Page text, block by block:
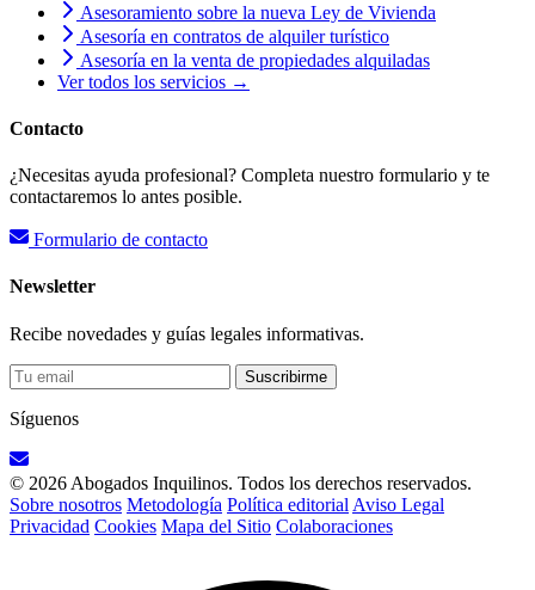
Asesoramiento sobre la nueva Ley de Vivienda
Asesoría en contratos de alquiler turístico
Asesoría en la venta de propiedades alquiladas
Ver todos los servicios →
Contacto
¿Necesitas ayuda profesional? Completa nuestro formulario y te
contactaremos lo antes posible.
Formulario de contacto
Newsletter
Recibe novedades y guías legales informativas.
Suscribirme
Síguenos
© 2026 Abogados Inquilinos. Todos los derechos reservados.
Sobre nosotros Metodología Política editorial Aviso Legal
Privacidad Cookies Mapa del Sitio Colaboraciones